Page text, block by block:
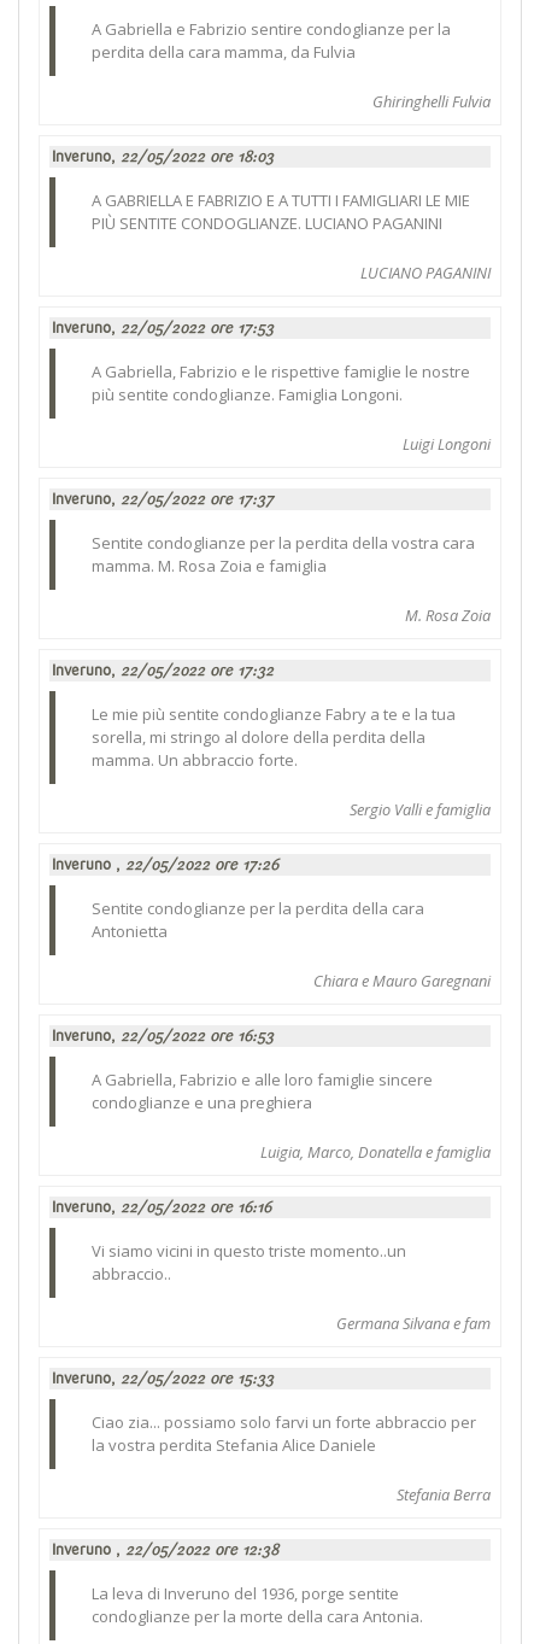
A Gabriella e Fabrizio sentire condoglianze per la
perdita della cara mamma, da Fulvia
Ghiringhelli Fulvia
Inveruno, 22/05/2022 ore 18:03
A GABRIELLA E FABRIZIO E A TUTTI I FAMIGLIARI LE MIE
PIÙ SENTITE CONDOGLIANZE. LUCIANO PAGANINI
LUCIANO PAGANINI
Inveruno, 22/05/2022 ore 17:53
A Gabriella, Fabrizio e le rispettive famiglie le nostre
più sentite condoglianze. Famiglia Longoni.
Luigi Longoni
Inveruno, 22/05/2022 ore 17:37
Sentite condoglianze per la perdita della vostra cara
mamma. M. Rosa Zoia e famiglia
M. Rosa Zoia
Inveruno, 22/05/2022 ore 17:32
Le mie più sentite condoglianze Fabry a te e la tua
sorella, mi stringo al dolore della perdita della
mamma. Un abbraccio forte.
Sergio Valli e famiglia
Inveruno , 22/05/2022 ore 17:26
Sentite condoglianze per la perdita della cara
Antonietta
Chiara e Mauro Garegnani
Inveruno, 22/05/2022 ore 16:53
A Gabriella, Fabrizio e alle loro famiglie sincere
condoglianze e una preghiera
Luigia, Marco, Donatella e famiglia
Inveruno, 22/05/2022 ore 16:16
Vi siamo vicini in questo triste momento..un
abbraccio..
Germana Silvana e fam
Inveruno, 22/05/2022 ore 15:33
Ciao zia... possiamo solo farvi un forte abbraccio per
la vostra perdita Stefania Alice Daniele
Stefania Berra
Inveruno , 22/05/2022 ore 12:38
La leva di Inveruno del 1936, porge sentite
condoglianze per la morte della cara Antonia.